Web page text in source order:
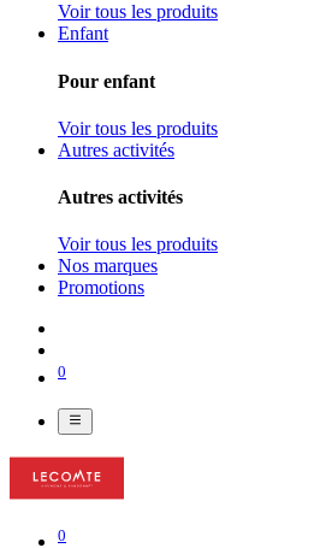
Voir tous les produits
Enfant
Pour enfant
Voir tous les produits
Autres activités
Autres activités
Voir tous les produits
Nos marques
Promotions
0
0